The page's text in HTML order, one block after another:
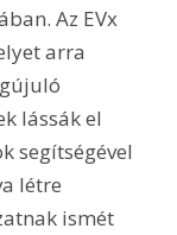
Az EVx
arra
lássák el
segítségével
létre
ismét